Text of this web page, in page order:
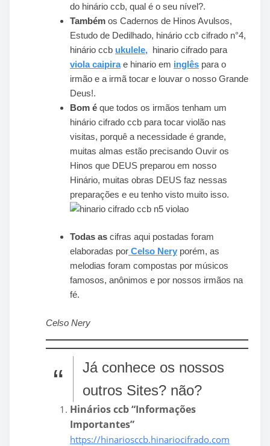
do hinário ccb, qual é o seu nível?.
Também os Cadernos de Hinos Avulsos,
Estudo de Dedilhado, hinário ccb cifrado n°4,
hinário ccb ukulele, hinario cifrado para
viola caipira e hinario em inglês para o
irmão e a irmã tocar e louvar o nosso Grande
Deus!.
Bom é que todos os irmãos tenham um
hinário cifrado ccb para tocar violão nas
visitas, porquê a necessidade é grande,
muitas almas estão precisando Ouvir os
Hinos que DEUS preparou em nosso
Hinário, muitas obras DEUS faz nessas
preparações e eu tenho visto muito isso.
Todas as cifras aqui postadas foram
elaboradas por Celso Nery porém, as
melodias foram compostas por músicos
famosos, anônimos e por nossos irmãos na
fé.
Celso Nery
Já conhece os nossos
outros Sites? não?
Hinários ccb “Informações
Importantes”
https://hinariosccb.hinariocifrado.com